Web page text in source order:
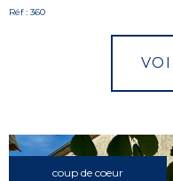
Réf : 360
coup de coeur